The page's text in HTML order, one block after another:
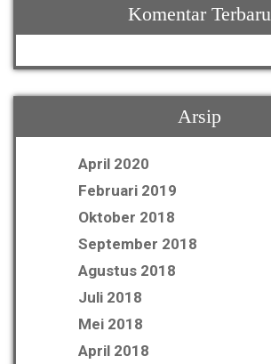
Komentar Terbaru
Arsip
April 2020
Februari 2019
Oktober 2018
September 2018
Agustus 2018
Juli 2018
Mei 2018
April 2018